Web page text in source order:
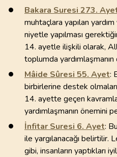
Bakara Suresi 273.
muhtaçlara yapılan
niyetle yapılması
14. ayetle ilişkili olarak,
toplumda
Mâide Sûresi 55. Ayet:
birbirlerine destek
14. ayette geçen
yardımlaşmanın önemini
İnfitar Suresi 6. Ayet:
ile yargılanacağı belirtilir.
gibi, insanların yaptıkları